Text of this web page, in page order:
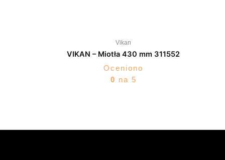
Vikan
VIKAN – Miotła 430 mm 311552
Oceniono
0 na 5